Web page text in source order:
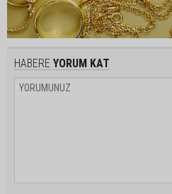
HABERE YORUM KAT